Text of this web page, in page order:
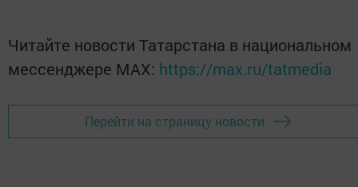
Читайте новости Татарстана в национальном
мессенджере MАХ: https://max.ru/tatmedia
Перейти на страницу новости